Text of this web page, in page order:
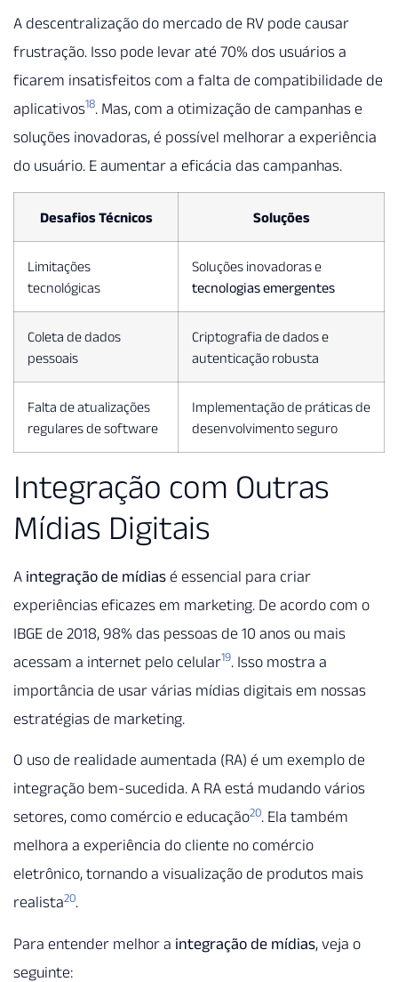
A descentralização do mercado de RV pode causar
frustração. Isso pode levar até 70% dos usuários a
ficarem insatisfeitos com a falta de compatibilidade de
aplicativos18. Mas, com a otimização de campanhas e
soluções inovadoras, é possível melhorar a experiência
do usuário. E aumentar a eficácia das campanhas.
Desafios Técnicos Soluções
Limitações
tecnológicas
Soluções inovadoras e
tecnologias emergentes
Coleta de dados
pessoais
Criptografia de dados e
autenticação robusta
Falta de atualizações
regulares de software
Implementação de práticas de
desenvolvimento seguro
Integração com Outras
Mídias Digitais
A integração de mídias é essencial para criar
experiências eficazes em marketing. De acordo com o
IBGE de 2018, 98% das pessoas de 10 anos ou mais
acessam a internet pelo celular19. Isso mostra a
importância de usar várias mídias digitais em nossas
estratégias de marketing.
O uso de realidade aumentada (RA) é um exemplo de
integração bem-sucedida. A RA está mudando vários
setores, como comércio e educação20. Ela também
melhora a experiência do cliente no comércio
eletrônico, tornando a visualização de produtos mais
realista20.
Para entender melhor a integração de mídias, veja o
seguinte: